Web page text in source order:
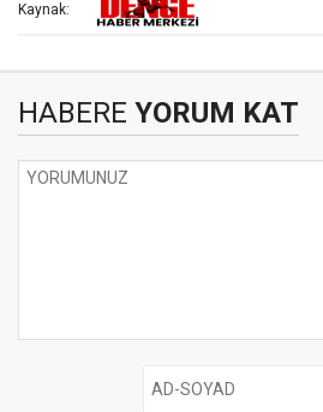
Kaynak:
HABERE YORUM KAT